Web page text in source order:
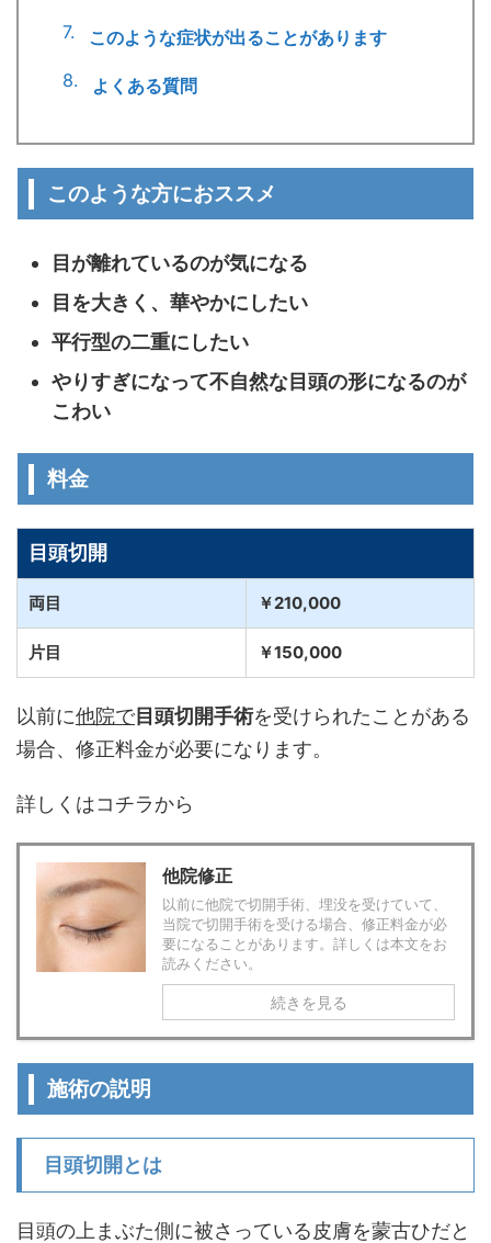
このような症状が出ることがあります
よくある質問
このような方におススメ
目が離れているのが気になる
目を大きく、華やかにしたい
平行型の二重にしたい
やりすぎになって不自然な目頭の形になるのが
こわい
料金
目頭切開
両目 ￥210,000
片目 ￥150,000
以前に他院で目頭切開手術を受けられたことがある
場合、修正料金が必要になります。
詳しくはコチラから
他院修正
以前に他院で切開手術、埋没を受けていて、
当院で切開手術を受ける場合、修正料金が必
要になることがあります。詳しくは本文をお
読みください。
続きを見る
施術の説明
目頭切開とは
目頭の上まぶた側に被さっている皮膚を蒙古ひだと